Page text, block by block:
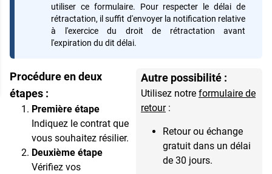
utiliser ce formulaire. Pour respecter le délai de
rétractation, il suffit d'envoyer la notification relative
à l'exercice du droit de rétractation avant
l'expiration du dit délai.
Procédure en deux
étapes :
Première étape
Indiquez le contrat que
vous souhaitez résilier.
Deuxième étape
Vérifiez vos
Autre possibilité :
Utilisez notre formulaire de
retour:
Retour ou échange
gratuit dans un délai
de 30 jours.